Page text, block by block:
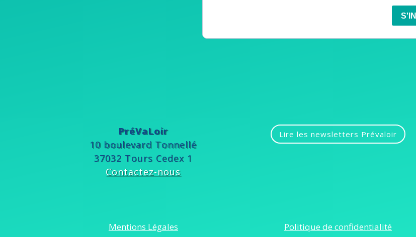
PréVaLoir
10 boulevard Tonnellé
37032 Tours Cedex 1
Contactez-nous
Lire les newsletters Prévaloir
Mentions Légales Politique de confidentialité